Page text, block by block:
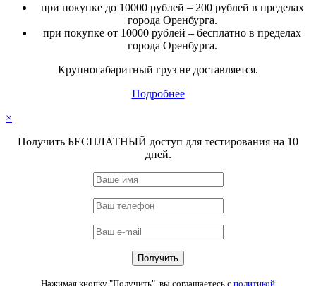
при покупке до 10000 рублей – 200 рублей в пределах
города Оренбурга.
при покупке от 10000 рублей – бесплатно в пределах
города Оренбурга.
Крупногабаритный груз не доставляется.
Подробнее
×
Получить БЕСПЛАТНЫЙ доступ для тестирования на 10
дней.
Нажимая кнопку "Получить", вы соглашаетесь с политикой